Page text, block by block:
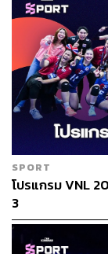
SPORT
โปรแกรม VNL
3